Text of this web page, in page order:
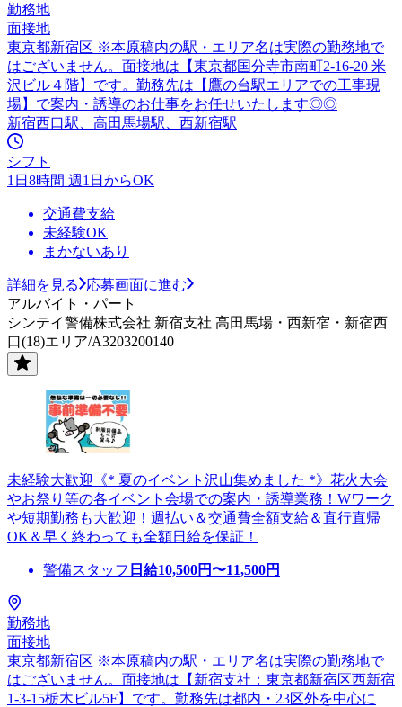
勤務地
面接地
東京都新宿区 ※本原稿内の駅・エリア名は実際の勤務地で
はございません。面接地は【東京都国分寺市南町2-16-20 米
沢ビル４階】です。勤務先は【鷹の台駅エリアでの工事現
場】で案内・誘導のお仕事をお任せいたします◎◎
新宿西口駅、高田馬場駅、西新宿駅
シフト
1日8時間 週1日からOK
交通費支給
未経験OK
まかないあり
詳細を見る
応募画面に進む
アルバイト・パート
シンテイ警備株式会社 新宿支社 高田馬場・西新宿・新宿西
口(18)エリア/A3203200140
未経験大歓迎《* 夏のイベント沢山集めました *》花火大会
やお祭り等の各イベント会場での案内・誘導業務！Wワーク
や短期勤務も大歓迎！週払い＆交通費全額支給＆直行直帰
OK＆早く終わっても全額日給を保証！
警備スタッフ 日給10,500円〜11,500円
勤務地
面接地
東京都新宿区 ※本原稿内の駅・エリア名は実際の勤務地で
はございません。面接地は【新宿支社：東京都新宿区西新宿
1-3-15栃木ビル5F】です。勤務先は都内・23区外を中心に